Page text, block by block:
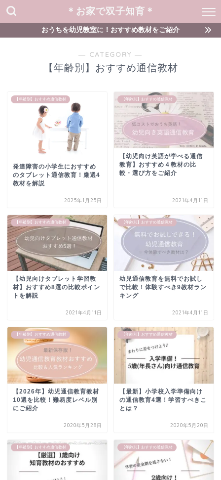
＊お家で双子知育＊
おうちを幼児教室に！おすすめ教材をご紹介
― CATEGORY ―
【年齢別】おすすめ通信教材
【年齢別】おすすめ通信教材
発達障害の小学生におすすめ
のタブレット通信教育！厳選4
教材を解説
2025年1月25日
【年齢別】おすすめ通信教材
【幼児向け英語が学べる通信
教育】おすすめ４教材の比
較・選び方をご紹介
2021年4月11日
【年齢別】おすすめ通信教材
【幼児向けタブレット学習教
材】おすすめ8選の比較ポイン
トを解説
2021年4月11日
【年齢別】おすすめ通信教材
幼児通信教育を無料でお試し
で比較！体験すべき9教材ラン
キング
2021年4月11日
【年齢別】おすすめ通信教材
【2026年】幼児通信教育教材
10選を比較！難易度レベル別
にご紹介
2020年5月28日
【年齢別】おすすめ通信教材
【最新】小学校入学準備向け
の通信教育4選！学習すべきこ
とは？
2020年5月20日
【年齢別】おすすめ通信教材 【年齢別】おすすめ通信教材